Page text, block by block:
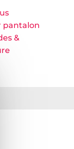
pantalon
&